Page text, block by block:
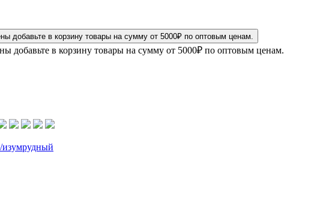
добавьте в корзину товары на сумму от 5000₽ по оптовым ценам.